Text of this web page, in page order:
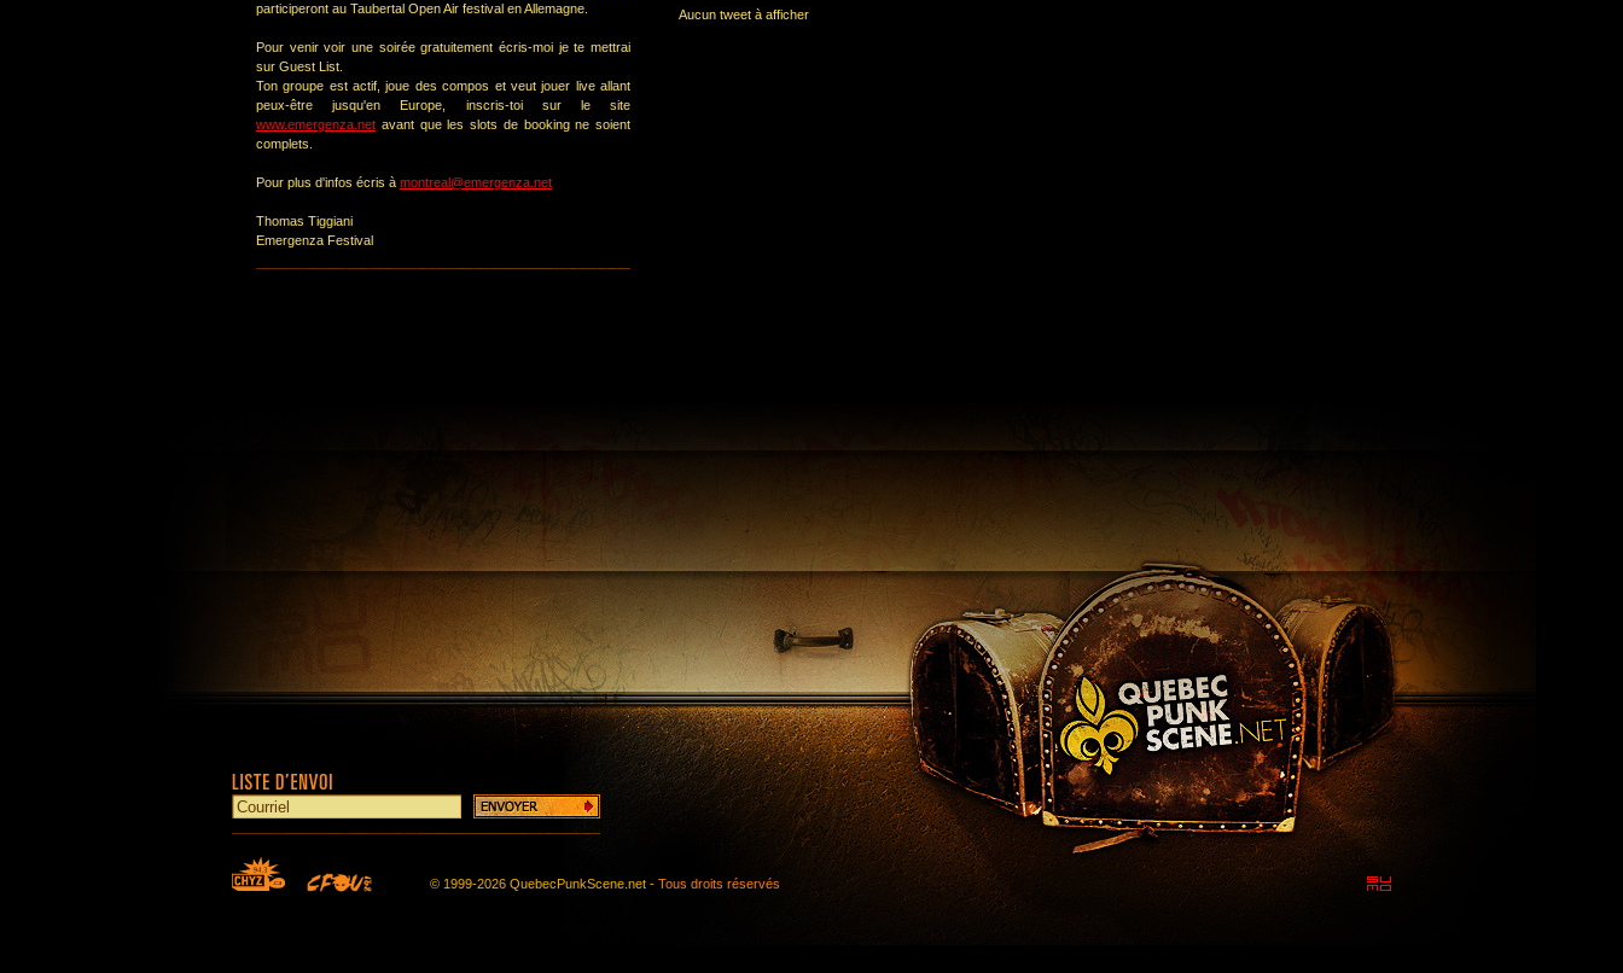
participeront au Taubertal Open Air festival en Allemagne.
Pour venir voir une soirée gratuitement écris-moi je te mettrai
sur Guest List.
Ton groupe est actif, joue des compos et veut jouer live allant
peux-être jusqu'en Europe, inscris-toi sur le site
www.emergenza.net avant que les slots de booking ne soient
complets.
Pour plus d'infos écris à montreal@emergenza.net
Thomas Tiggiani
Emergenza Festival
Aucun tweet à afficher
© 1999-2026 QuebecPunkScene.net - Tous droits réservés